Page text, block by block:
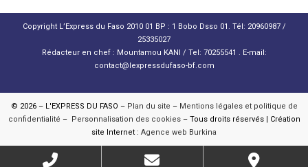
Copyright L’Express du Faso 2010 01 BP : 1 Bobo Dsso 01. Tél: 20960987 /
25335027
Rédacteur en chef : Mountamou KANI / Tel: 70255541 . E-mail:
contact@lexpressdufaso-bf.com
© 2026 – L'EXPRESS DU FASO – Plan du site – Mentions légales et politique de
confidentialité –Personnalisation des cookies– Tous droits réservés | Création
site Internet : Agence web Burkina